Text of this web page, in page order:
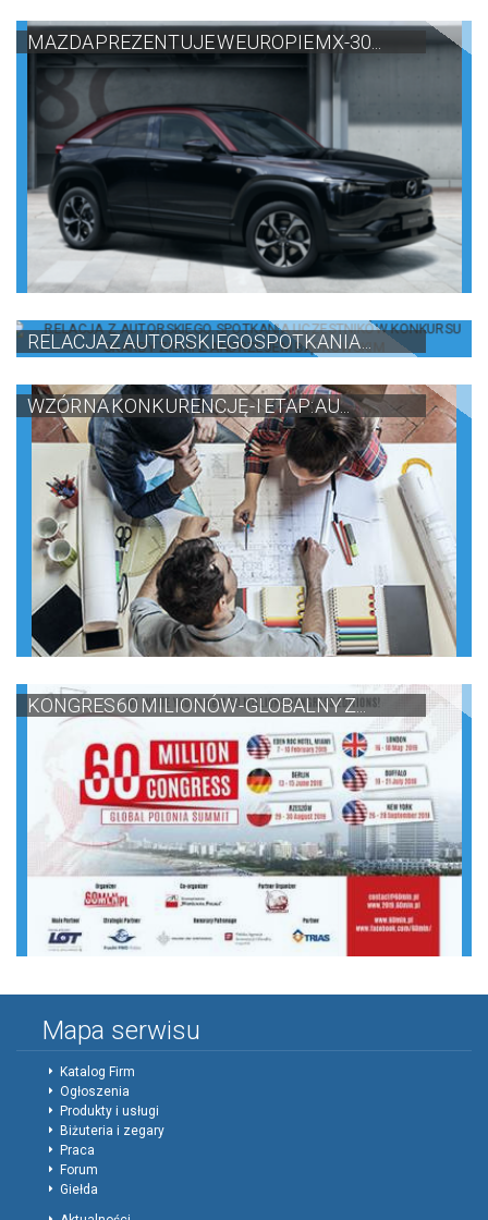
MAZDA PREZENTUJE W EUROPIE MX-30...
RELACJA Z AUTORSKIEGO SPOTKANIA ...
WZÓR NA KONKURENCJĘ - I ETAP: AU...
KONGRES 60 MILIONÓW - GLOBALNY Z...
Mapa serwisu
Katalog Firm
Ogłoszenia
Produkty i usługi
Biżuteria i zegary
Praca
Forum
Giełda